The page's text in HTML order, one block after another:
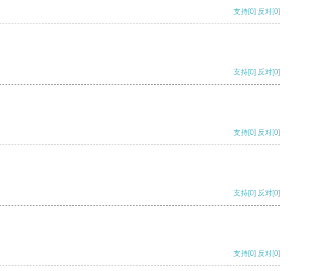
支持[0] 反对[0]
支持[0] 反对[0]
支持[0] 反对[0]
支持[0] 反对[0]
支持[0] 反对[0]